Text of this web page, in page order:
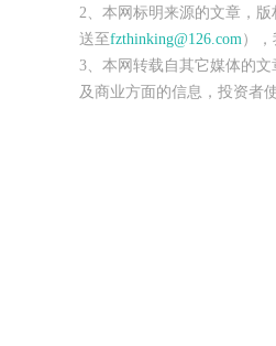
2、本网标明来源的文章，
送至fzthinking@126.com）
3、本网转载自其它媒体的
及商业方面的信息，投资者